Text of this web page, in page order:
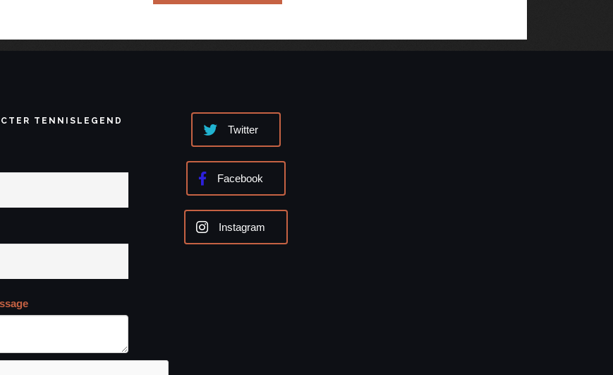
TENNISLEGEND
Twitter
Facebook
Instagram